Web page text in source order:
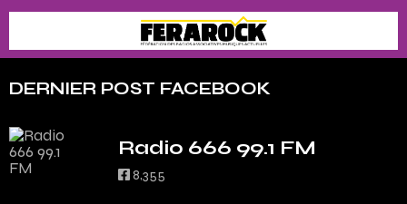
DERNIER POST FACEBOOK
Radio 666 99.1 FM
8,355